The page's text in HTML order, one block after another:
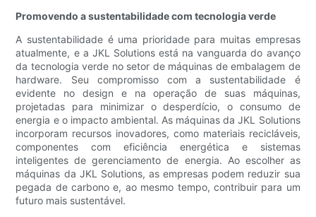
Promovendo a sustentabilidade com tecnologia verde
A sustentabilidade é uma prioridade para muitas empresas
atualmente, e a JKL Solutions está na vanguarda do avanço
da tecnologia verde no setor de máquinas de embalagem de
hardware. Seu compromisso com a sustentabilidade é
evidente no design e na operação de suas máquinas,
projetadas para minimizar o desperdício, o consumo de
energia e o impacto ambiental. As máquinas da JKL Solutions
incorporam recursos inovadores, como materiais recicláveis,
componentes com eficiência energética e sistemas
inteligentes de gerenciamento de energia. Ao escolher as
máquinas da JKL Solutions, as empresas podem reduzir sua
pegada de carbono e, ao mesmo tempo, contribuir para um
futuro mais sustentável.